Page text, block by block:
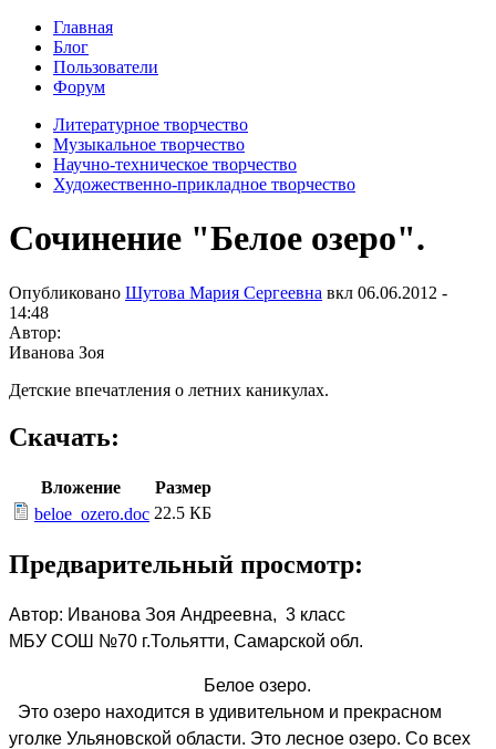
Главная
Блог
Пользователи
Форум
Литературное творчество
Музыкальное творчество
Научно-техническое творчество
Художественно-прикладное творчество
Сочинение "Белое озеро".
Опубликовано Шутова Мария Сергеевна вкл 06.06.2012 -
14:48
Автор:
Иванова Зоя
Детские впечатления о летних каникулах.
Скачать:
Вложение
Размер
beloe_ozero.doc 22.5 КБ
Предварительный просмотр:
Автор: Иванова Зоя Андреевна, 3 класс
МБУ СОШ №70 г.Тольятти, Самарской обл.
Белое озеро.
Это озеро находится в удивительном и прекрасном
уголке Ульяновской области. Это лесное озеро. Со всех